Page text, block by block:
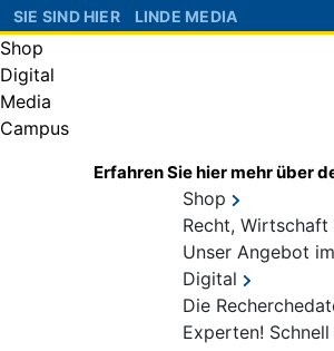
SIE SIND HIER LINDE MEDIA
Shop
Digital
Media
Campus
Erfahren Sie hier mehr über
Shop
Recht, Wirtschaft
Unser Angebot
Digital
Die
Experten!